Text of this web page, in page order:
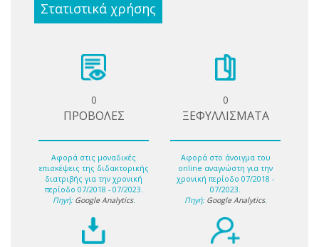
Στατιστικά χρήσης
0
ΠΡΟΒΟΛΕΣ
Αφορά στις μοναδικές
επισκέψεις της διδακτορικής
διατριβής για την χρονική
περίοδο 07/2018 - 07/2023.
Πηγή: Google Analytics.
0
ΞΕΦΥΛΛΙΣΜΑΤΑ
Αφορά στο άνοιγμα του
online αναγνώστη για την
χρονική περίοδο 07/2018 -
07/2023.
Πηγή: Google Analytics.